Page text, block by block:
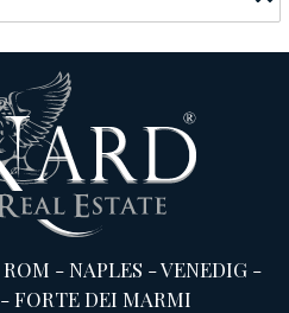
ROM -NAPLES -VENEDIG -
-FORTE DEI MARMI